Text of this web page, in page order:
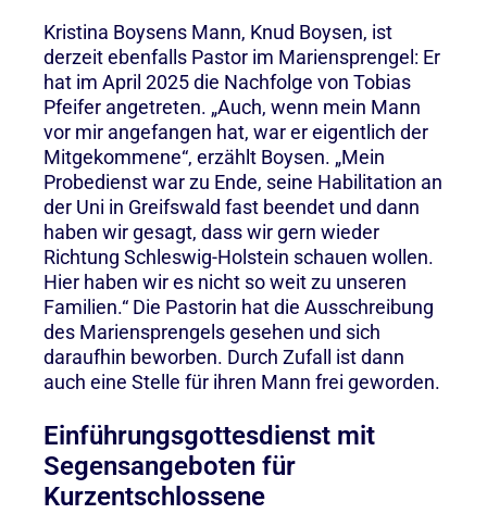
Kristina Boysens Mann, Knud Boysen, ist
derzeit ebenfalls Pastor im Mariensprengel: Er
hat im April 2025 die Nachfolge von Tobias
Pfeifer angetreten. „Auch, wenn mein Mann
vor mir angefangen hat, war er eigentlich der
Mitgekommene“, erzählt Boysen. „Mein
Probedienst war zu Ende, seine Habilitation an
der Uni in Greifswald fast beendet und dann
haben wir gesagt, dass wir gern wieder
Richtung Schleswig-Holstein schauen wollen.
Hier haben wir es nicht so weit zu unseren
Familien.“ Die Pastorin hat die Ausschreibung
des Mariensprengels gesehen und sich
daraufhin beworben. Durch Zufall ist dann
auch eine Stelle für ihren Mann frei geworden.
Einführungsgottesdienst mit
Segensangeboten für
Kurzentschlossene